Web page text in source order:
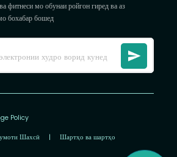
фитнеси мо обунаи ройгон гиред ва аз
бохабар бошед
Policy
Шахсӣ | Шартҳо ва шартҳо